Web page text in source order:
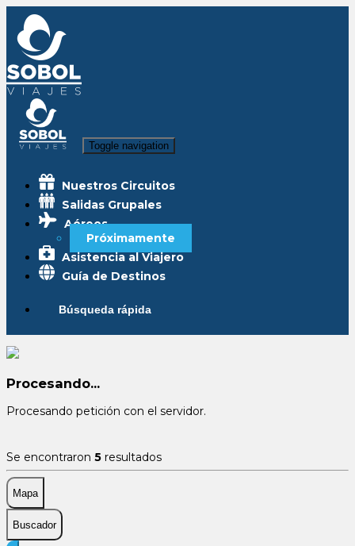
Toggle navigation
Nuestros Circuitos
Salidas Grupales
Aéreos
Próximamente
Asistencia al Viajero
Guía de Destinos
Búsqueda rápida
Procesando...
Procesando petición con el servidor.
Se encontraron 5 resultados
Mapa
Buscador